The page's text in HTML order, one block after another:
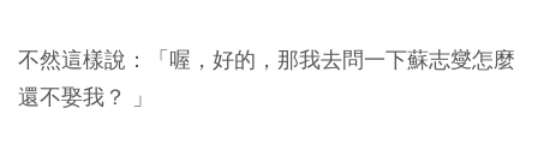
不然這樣說：
「喔，好的，那我去問一下蘇志燮怎麼
還不娶我？ 」